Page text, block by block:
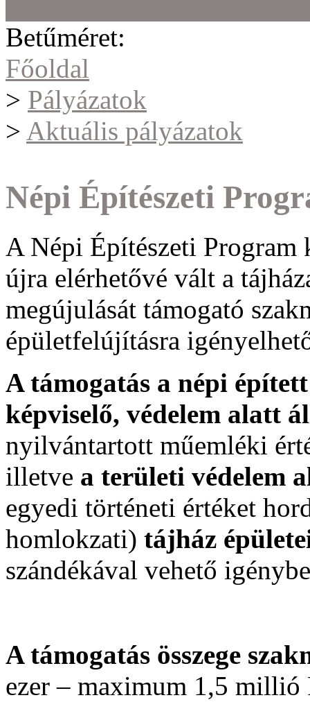
Betűméret:
Főoldal
> Pályázatok
> Aktuális pályázatok
Népi Építészeti
A Népi Építészeti
újra elérhetővé vált a
megújulását támogató
épületfelújításra
A támogatás a népi
képviselő, védelem alatt
nyilvántartott műemléki
illetve a területi védelem
egyedi történeti értéket
homlokzati) tájház
szándékával vehető
A támogatás összege
ezer – maximum 1,5 millió